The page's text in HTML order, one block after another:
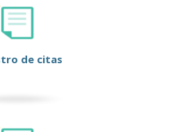
de citas